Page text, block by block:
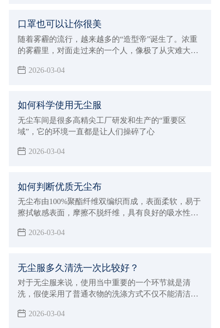
口罩也可以让你很美
随着雾霾的流行，越来越多的“造型帝”诞生了。浓重
的雾霾里，对面走过来的一个人，像极了从灾难大片
2026-03-04
如何科学使用无尘服
无尘车间是很多高精尖工厂研发和生产的“重要区
域”，它的环境一直都是让人们操碎了心
2026-03-04
如何判断优质无尘布
无尘布由100%聚酯纤维双编织而成，表面柔软，易于
擦拭敏感表面，摩擦不脱纤维，具有良好的吸水性及
2026-03-04
无尘服多久清洗一次比较好？
对于无尘服来说，使用当中重要的一个环节就是清
洗，假使采用了普通衣物的洗涤方式不仅不能清洁和
搬运过程中，也会有附着灰尘及微生物的危险，所以
2026-03-04